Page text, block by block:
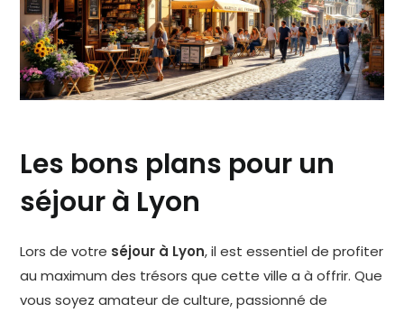
Les bons plans pour un
séjour à Lyon
Lors de votre séjour à Lyon, il est essentiel de profiter
au maximum des trésors que cette ville a à offrir. Que
vous soyez amateur de culture, passionné de